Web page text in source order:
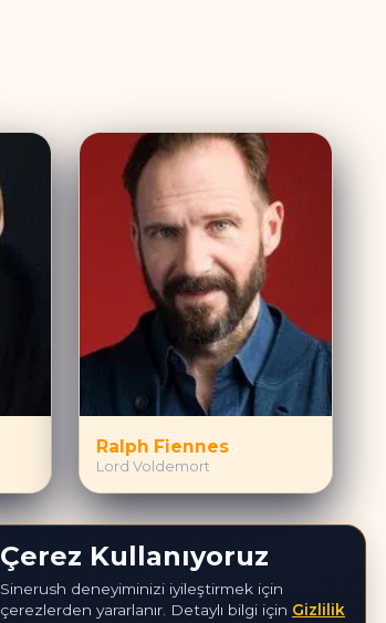
Ralph Fiennes
Lord Voldemort
Çerez Kullanıyoruz
Sinerush deneyiminizi iyileştirmek için
çerezlerden yararlanır. Detaylı bilgi için Gizlilik